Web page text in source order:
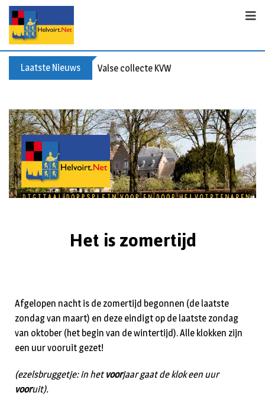
Laatste Nieuws Valse collecte KVW
Het is zomertijd
Afgelopen nacht is de zomertijd begonnen (de laatste
zondag van maart) en deze eindigt op de laatste zondag
van oktober (het begin van de wintertijd). Alle klokken zijn
een uur vooruit gezet!
(ezelsbruggetje: in hetvoorjaar gaat de klok een uur
vooruit).